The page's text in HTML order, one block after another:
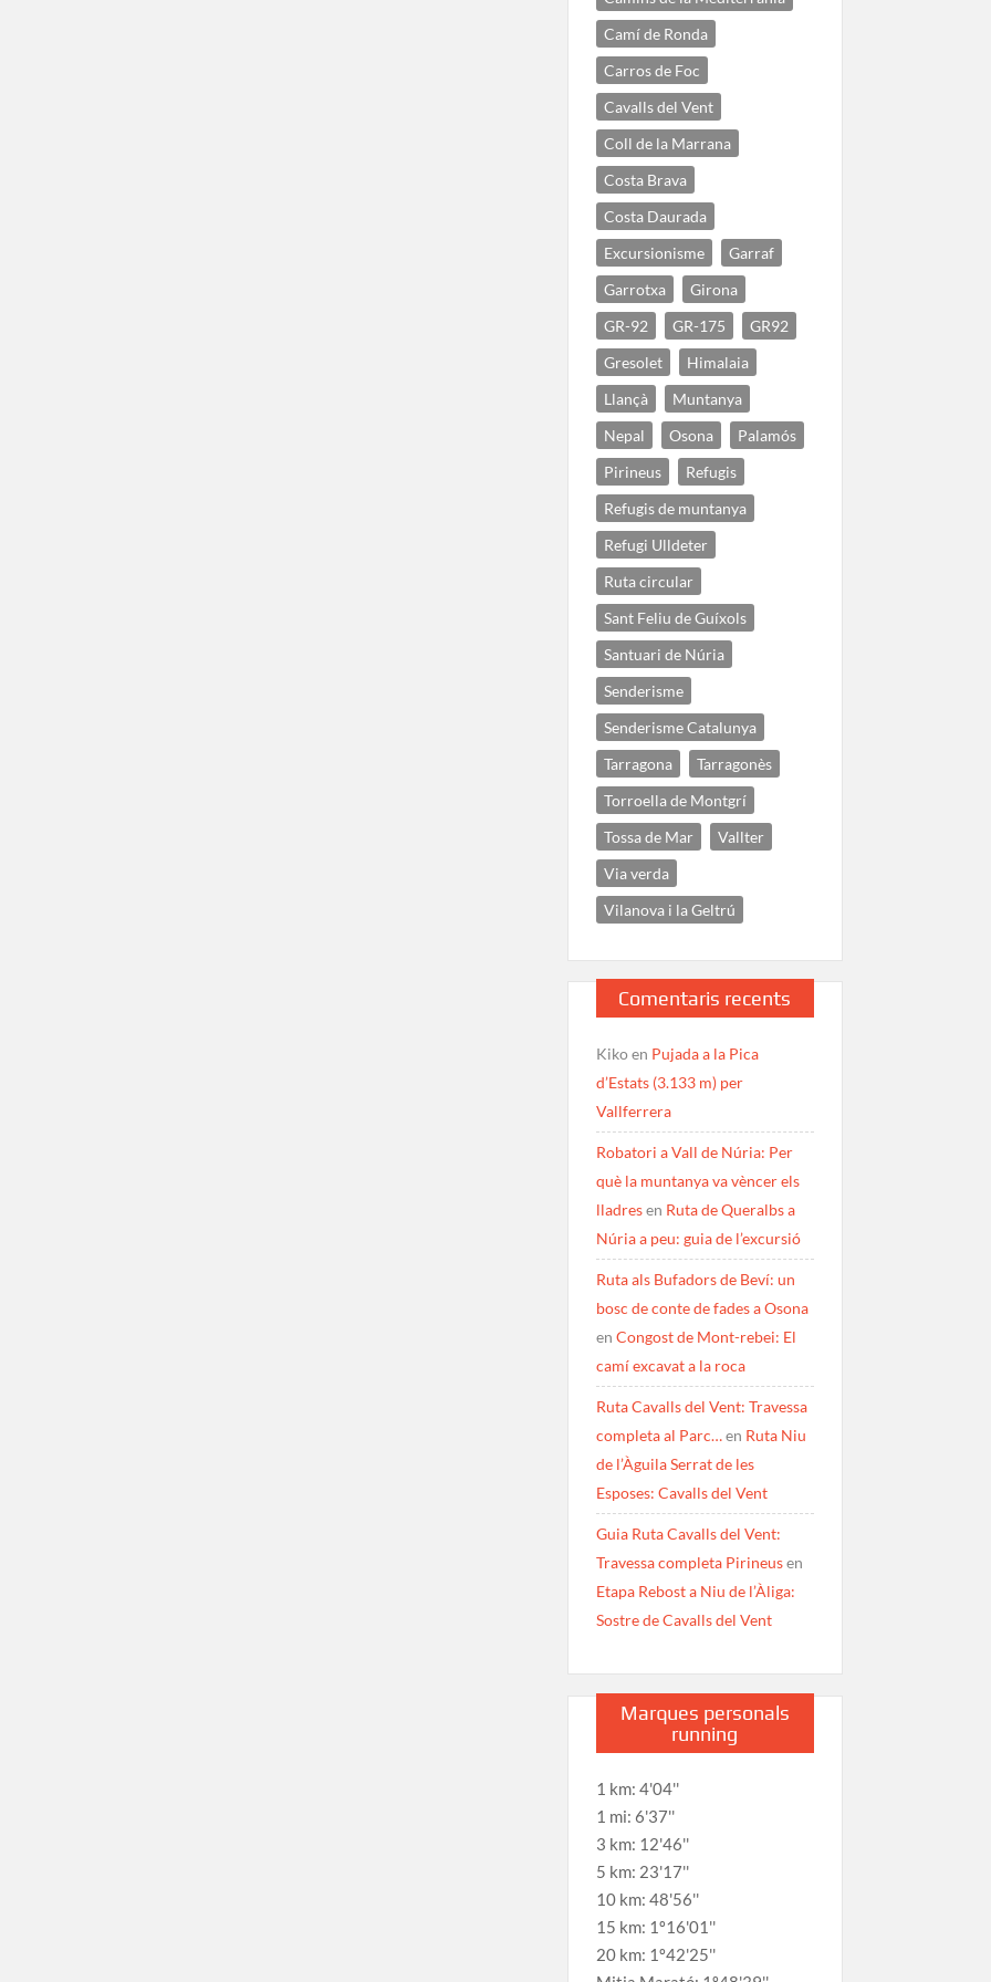
Camí de Ronda
Carros de Foc
Cavalls del Vent
Coll de la Marrana
Costa Brava
Costa Daurada
Excursionisme
Garraf
Garrotxa
Girona
GR-92
GR-175
GR92
Gresolet
Himalaia
Llançà
Muntanya
Nepal
Osona
Palamós
Pirineus
Refugis
Refugis de muntanya
Refugi Ulldeter
Ruta circular
Sant Feliu de Guíxols
Santuari de Núria
Senderisme
Senderisme Catalunya
Tarragona
Tarragonès
Torroella de Montgrí
Tossa de Mar
Vallter
Via verda
Vilanova i la Geltrú
Comentaris recents
Kikoen Pujada a la Pica
d’Estats (3.133 m) per
Vallferrera
Robatori a Vall de Núria: Per
què la muntanya va vèncer els
lladresen Ruta de Queralbs a
Núria a peu: guia de l’excursió
Ruta als Bufadors de Beví: un
bosc de conte de fades a Osona
en Congost de Mont-rebei: El
camí excavat a la roca
Ruta Cavalls del Vent: Travessa
completa al Parc…en Ruta Niu
de l’Àguila Serrat de les
Esposes: Cavalls del Vent
Guia Ruta Cavalls del Vent:
Travessa completa Pirineusen
Etapa Rebost a Niu de l’Àliga:
Sostre de Cavalls del Vent
Marques personals
running
1 km: 4'04''
1 mi: 6'37''
3 km: 12'46''
5 km: 23'17''
10 km: 48'56''
15 km: 1º16'01''
20 km: 1º42'25''